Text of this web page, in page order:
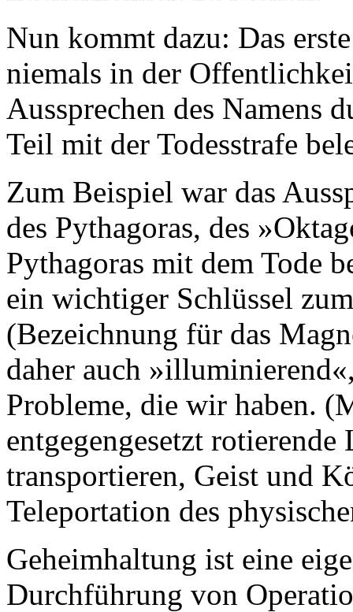
Nun kommt dazu: Das
niemals in der
Aussprechen des Namens
Teil mit der Todesstrafe
Zum Beispiel war das
des Pythagoras, des
Pythagoras mit dem Tode
ein wichtiger Schlüssel
(Bezeichnung für das
daher auch
Probleme, die wir haben.
entgegengesetzt
transportieren, Geist und
Teleportation des
Geheimhaltung ist eine
Durchführung von